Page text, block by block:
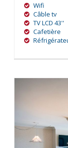
Wifi
Câble tv
TV LCD 43''
Cafetière